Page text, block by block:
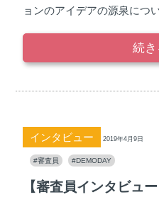
ョンのアイデアの源泉につ
続
インタビュー 2019年4月9日
#審査員 #DEMODAY
【審査員インタビュ